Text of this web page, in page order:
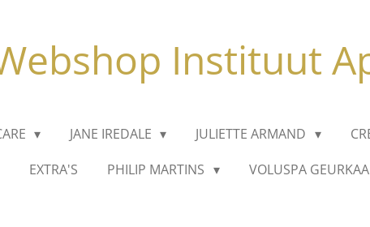
Instituut
JANE IREDALE JULIETTE ARMAND
EXTRA'S PHILIP MARTINS VOLUSPA